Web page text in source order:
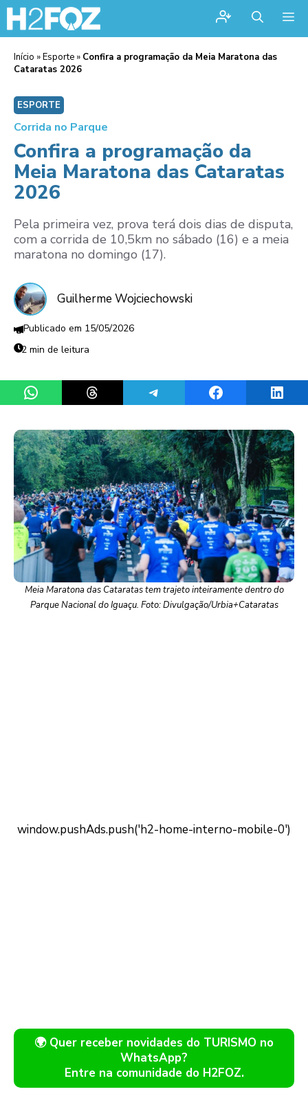
Início »Esporte » Confira a programação da Meia Maratona das
Cataratas 2026
ESPORTE
Corrida no Parque
Confira a programação da
Meia Maratona das Cataratas
2026
Pela primeira vez, prova terá dois dias de disputa,
com a corrida de 10,5km no sábado (16) e a meia
maratona no domingo (17).
Guilherme Wojciechowski
15/05/2026
2 min de leitura
Share on WhatsAppShare on ThreadsShare on TelegramShare on Facebook
Meia Maratona das Cataratas tem trajeto inteiramente dentro do
Parque Nacional do Iguaçu. Foto: Divulgação/Urbia+Cataratas
🌍 Quer receber novidades do TURISMO no
WhatsApp?
Entre na comunidade do H2FOZ.